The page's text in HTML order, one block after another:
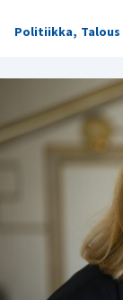
Politiikka, Talous